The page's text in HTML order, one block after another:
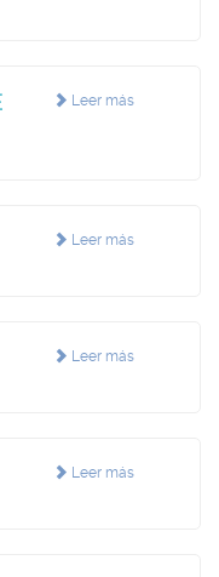
Leer más
Leer más
Leer más
Leer más